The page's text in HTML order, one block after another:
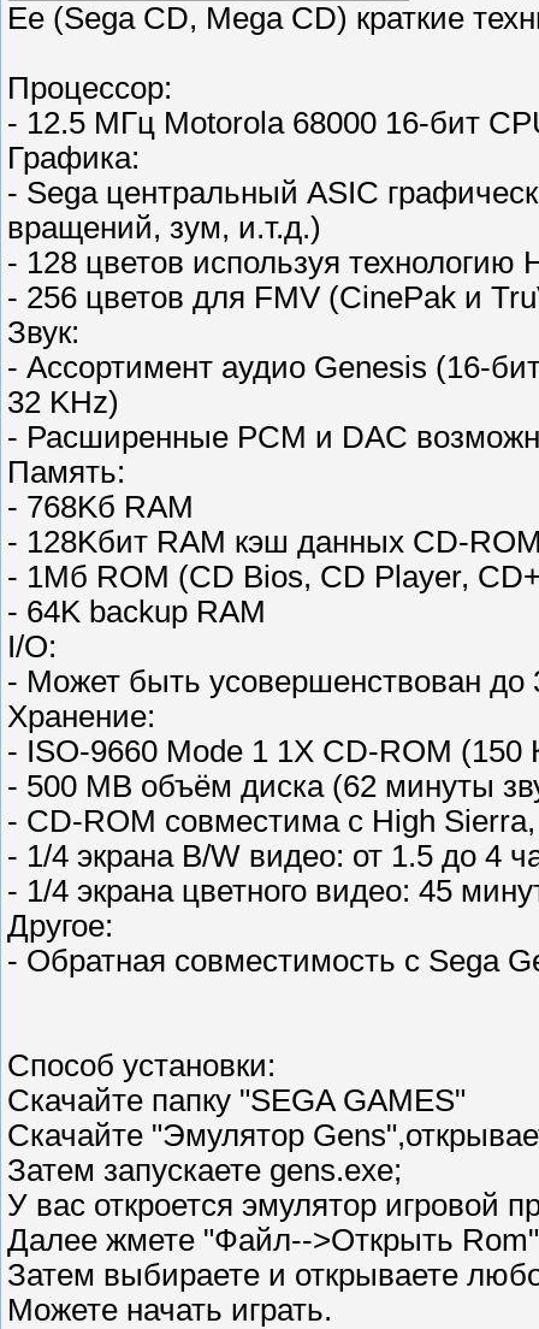
Ее (Sega CD, Mega CD) краткие
Процессор:
- 12.5 МГц Motorola 68000 16-бит
Графика:
- Sega центральный ASIC
вращений, зум, и.т.д.)
- 128 цветов используя технологию
- 256 цветов для FMV (CinePak и
Звук:
- Ассортимент аудио Genesis (16-
32 KHz)
- Расширенные PCM и DAC
Память:
- 768Kб RAM
- 128Kбит RAM кэш данных CD-
- 1Мб ROM (CD Bios, CD Player,
- 64K backup RAM
I/O:
- Может быть усовершенствован до
Хранение:
- ISO-9660 Mode 1 1X CD-ROM (150
- 500 MB объём диска (62 минуты
- CD-ROM совместима с High
- 1/4 экрана B/W видео: от 1.5 до 4
- 1/4 экрана цветного видео: 45
Другое:
- Обратная совместимость с Sega
Способ установки:
Скачайте папку "SEGA GAMES"
Скачайте "Эмулятор
Затем запускаете gens.exe;
У вас откроется эмулятор игровой
Далее жмете "Файл-->Открыть
Затем выбираете и открываете
Можете начать играть.